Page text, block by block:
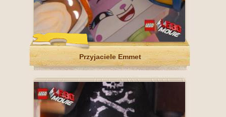
Przyjaciele Emmet